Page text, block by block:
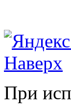
Наверх
При